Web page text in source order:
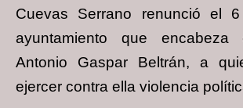
Cuevas Serrano renunció el
ayuntamiento que encabeza
Antonio Gaspar Beltrán, a
ejercer contra ella violencia